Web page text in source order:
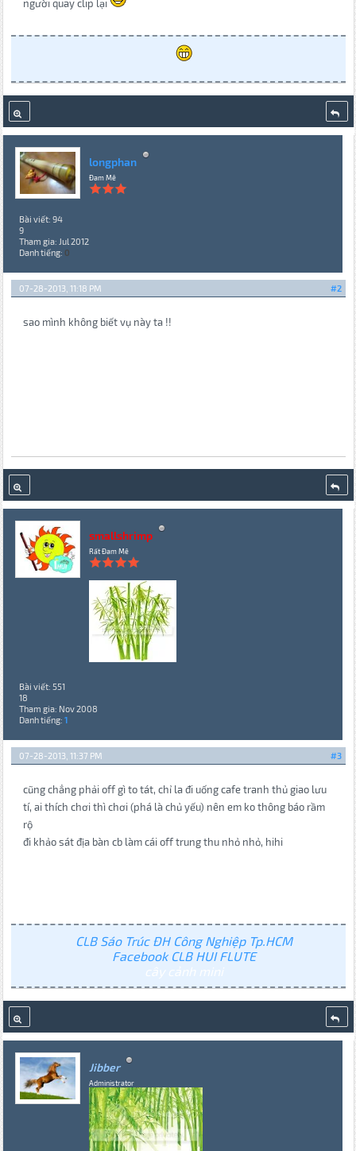
người quay clip lại
longphan
Đam Mê
Bài viết: 94
9
Tham gia: Jul 2012
Danh tiếng: 0
#2
07-28-2013, 11:18 PM
sao mình không biết vụ này ta !!
smallshrimp
Rất Đam Mê
Bài viết: 551
18
Tham gia: Nov 2008
Danh tiếng: 1
#3
07-28-2013, 11:37 PM
cũng chẳng phải off gì to tát, chỉ la đi uống cafe tranh thủ giao lưu
tí, ai thích chơi thì chơi (phá là chủ yếu) nên em ko thông báo rầm
rộ
đi khảo sát địa bàn cb làm cái off trung thu nhỏ nhỏ, hihi
CLB Sáo Trúc ĐH Công Nghiệp Tp.HCM
Facebook CLB HUI FLUTE
cây cảnh mini
Jibber
Administrator